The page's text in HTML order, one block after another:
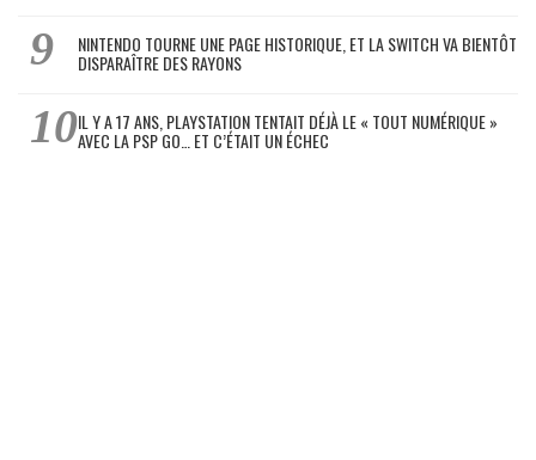
NINTENDO TOURNE UNE PAGE HISTORIQUE, ET LA SWITCH VA BIENTÔT
DISPARAÎTRE DES RAYONS
IL Y A 17 ANS, PLAYSTATION TENTAIT DÉJÀ LE « TOUT NUMÉRIQUE »
AVEC LA PSP GO… ET C’ÉTAIT UN ÉCHEC